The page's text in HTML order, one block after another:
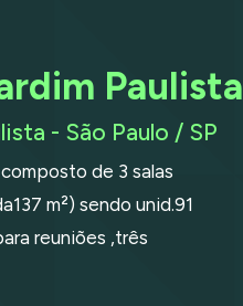
Paulista
- São Paulo / SP
de 3 salas
m²) sendo unid.91
reuniões ,três